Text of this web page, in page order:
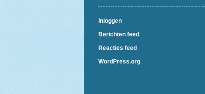
Inloggen
Berichten feed
Reacties feed
WordPress.org